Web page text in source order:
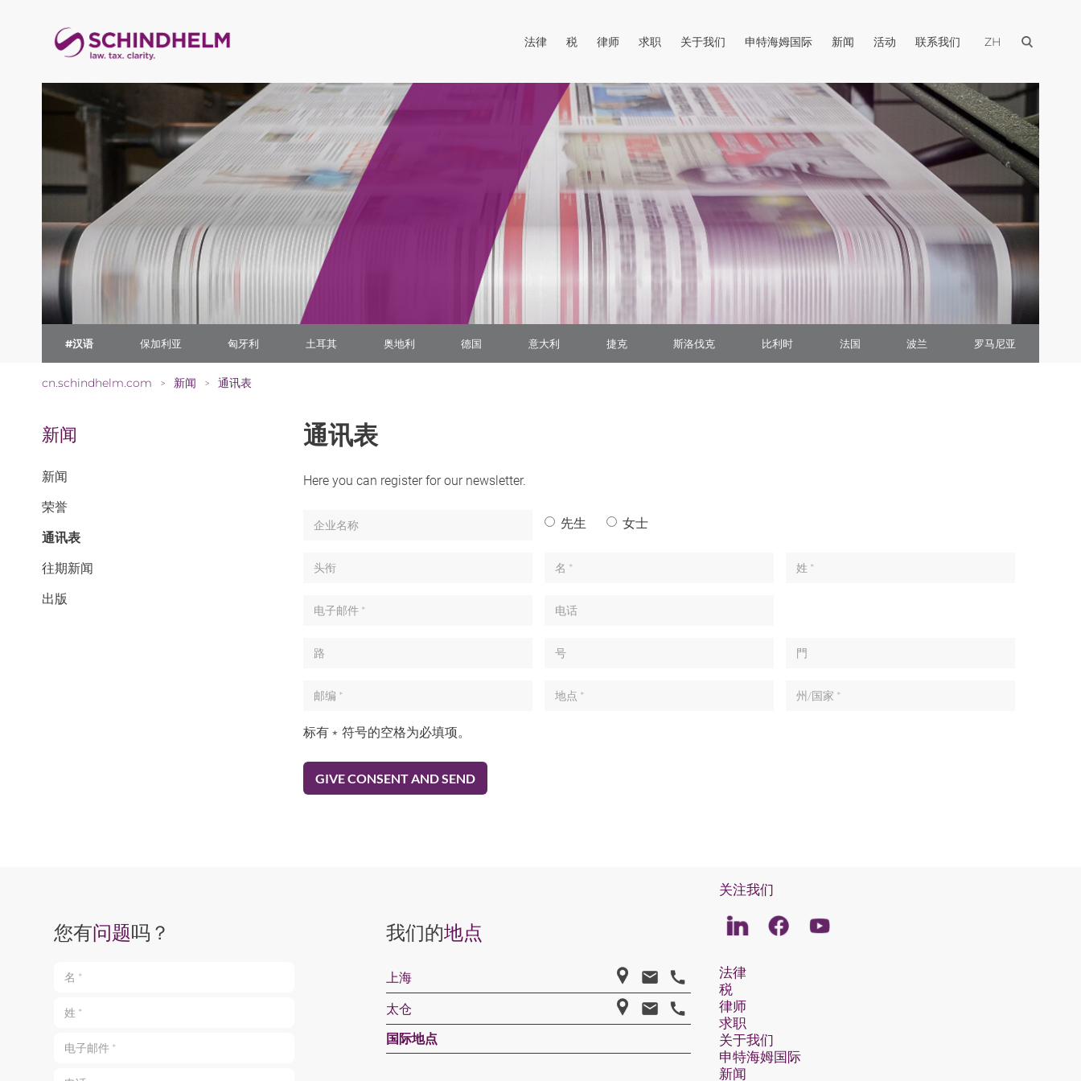
法律打开菜单
税 律师 求职 打开菜单
关于我们 打开菜单
申特海姆国际打开菜单
新闻 打开菜单
活动 打开菜单
联系我们 打开菜单
ZH 打开菜单
#汉语 保加利亚 匈牙利 土耳其 奥地利 德国 意大利 捷克 斯洛伐克 比利时 法国 波兰 罗马尼亚
cn.schindhelm.com > 新闻 > 通讯表
新闻
新闻
荣誉
通讯表(CURRENT)
往期新闻
出版
通讯表
Here you can register for our newsletter.
企业名称
先生 女士
头衔 名 * 姓 *
电子邮件 * 电话
路 門
邮编 * 地点 *
州/国家 *
标有﹡符号的空格为必填项。
您有问题吗？
名 *
姓 *
电子邮件 *
我们的地点
上海
太仓
国际地点
关注我们
LinkedinFacebookYoutube
法律
税
律师
求职
关于我们
申特海姆国际
新闻